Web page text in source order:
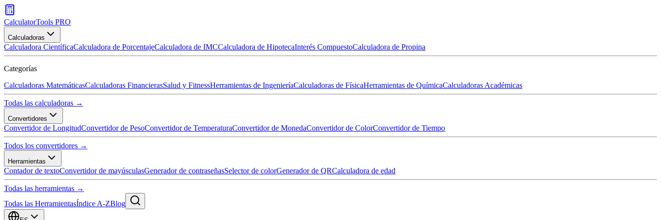
CalculatorTools PRO
Calculadoras
Calculadora CientíficaCalculadora de PorcentajeCalculadora de IMCCalculadora de HipotecaInterés CompuestoCalculadora de Propina
Categorías
Calculadoras MatemáticasCalculadoras FinancierasSalud y FitnessHerramientas de IngenieríaCalculadoras de FísicaHerramientas de QuímicaCalculadoras Académicas
Todas las calculadoras →
Convertidores
Convertidor de LongitudConvertidor de PesoConvertidor de TemperaturaConvertidor de MonedaConvertidor de ColorConvertidor de Tiempo
Todos los convertidores →
Herramientas
Contador de textoConvertidor de mayúsculasGenerador de contraseñasSelector de colorGenerador de QRCalculadora de edad
Todas las herramientas →
Todas las HerramientasÍndice A-ZBlog